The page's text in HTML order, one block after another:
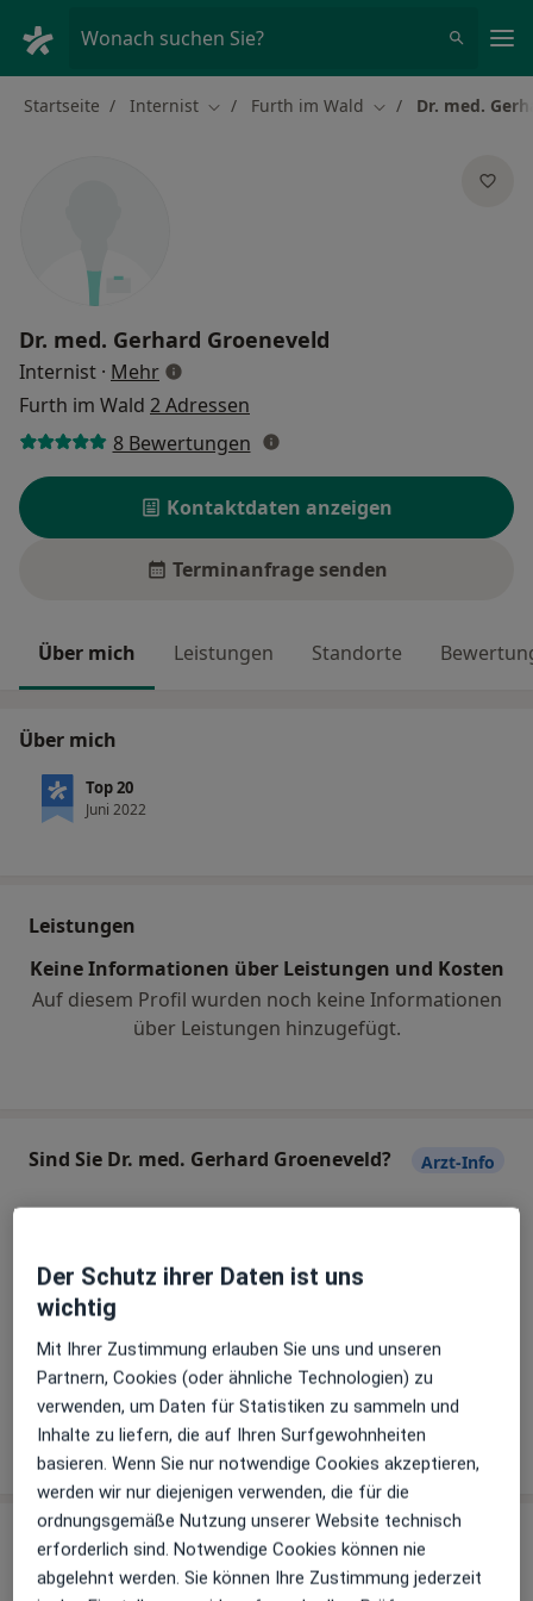
Wonach suchen Sie?
Startseite Internist Stadt ändern
Furth im Wald Stadt ändern
Dr. med.
Dr. med. Gerhard Groeneveld
Internist · Mehrüber Spezialisierungen
Furth im Wald 2 Adressen
8 Bewertungen
Kontaktdaten anzeigen
Terminanfrage senden
Über mich Leistungen Standorte
Über mich
Top 20
Juni 2022
Leistungen
Keine Informationen über Leistungen und Kosten
Auf diesem Profil wurden noch keine Informationen
über Leistungen hinzugefügt.
Sind Sie Dr. med. Gerhard Groeneveld? Arzt-Info
Sprechzeiten und Leistungen. Dadurch werden Sie
besser gefunden. Lassen Sie sich außerdem bereits
Patienten-Feedbacks per E-Mail informieren.
Jetzt als Arzt anmelden
Praxen (2)
Adresse 1 Adresse 2
Der Schutz ihrer Daten ist uns
wichtig
Mit Ihrer Zustimmung erlauben Sie uns und unseren
Partnern, Cookies (oder ähnliche Technologien) zu
verwenden, um Daten für Statistiken zu sammeln und
Inhalte zu liefern, die auf Ihren Surfgewohnheiten
basieren. Wenn Sie nur notwendige Cookies akzeptieren,
werden wir nur diejenigen verwenden, die für die
ordnungsgemäße Nutzung unserer Website technisch
erforderlich sind. Notwendige Cookies können nie
abgelehnt werden. Sie können Ihre Zustimmung jederzeit